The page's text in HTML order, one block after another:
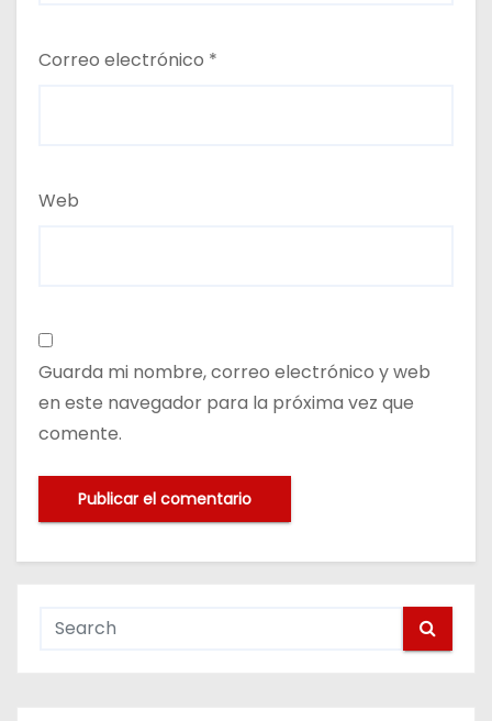
Correo electrónico *
Web
Guarda mi nombre, correo electrónico y web
en este navegador para la próxima vez que
comente.